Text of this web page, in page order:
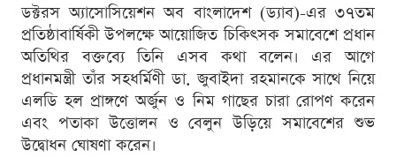
ডক্টরস অ্যাসোসিয়েশন অব বাংলাদেশ (ড্যাব)-এর ৩৭তম
প্রতিষ্ঠাবার্ষিকী উপলক্ষে আয়োজিত চিকিৎসক সমাবেশে প্রধান
অতিথির বক্তব্যে তিনি এসব কথা বলেন। এর আগে
প্রধানমন্ত্রী তাঁর সহধর্মিণী ডা. জুবাইদা রহমানকে সাথে নিয়ে
এলডি হল প্রাঙ্গণে অর্জুন ও নিম গাছের চারা রোপণ করেন
এবং পতাকা উত্তোলন ও বেলুন উড়িয়ে সমাবেশের শুভ
উদ্বোধন ঘোষণা করেন।